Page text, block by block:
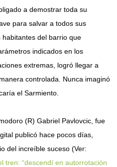
a demostrar toda su
para salvar a todos sus
del barrio que
indicados en los
extremas, logró llegar a
controlada. Nunca imaginó
el Sarmiento.
(R) Gabriel Pavlovcic, fue
publicó hace pocos días,
del increíble suceso (Ver:
tren: “descendí en autorrotación